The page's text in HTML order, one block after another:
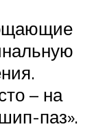
– на
паз».